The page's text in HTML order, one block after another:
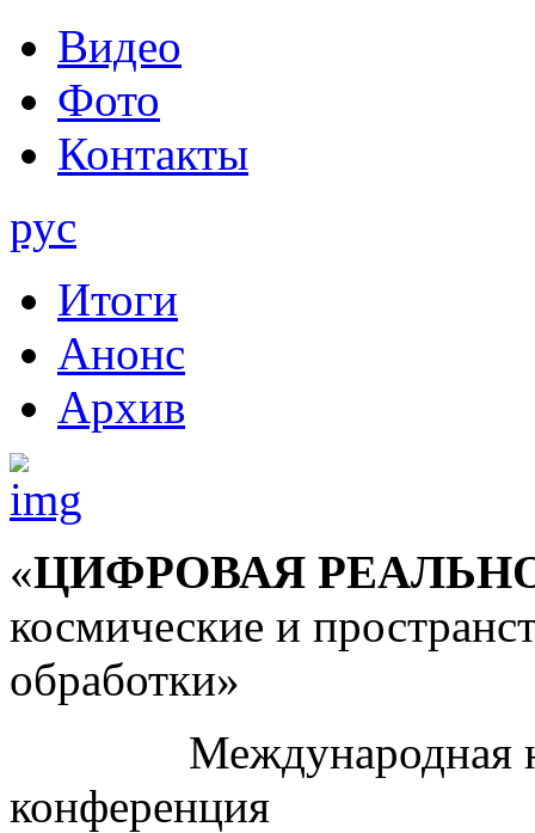
Видео
Фото
Контакты
рус
Итоги
Анонс
Архив
«ЦИФРОВАЯ
космические и
обработки»
Международная
конференция